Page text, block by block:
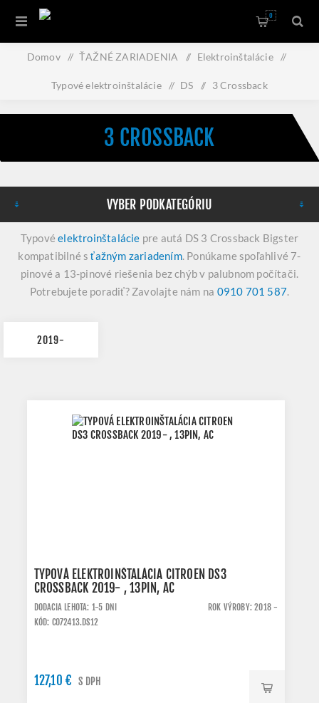
0
Domov / ŤAŽNÉ ZARIADENIA / Elektroinštalácie /
Typové elektroinštalácie / DS / 3 Crossback
3 CROSSBACK
VYBER PODKATEGÓRIU
Typovéelektroinštalácie pre autá DS 3 Crossback Bigster
kompatibilné sťažným zariadením. Ponúkame spoľahlivé 7-
pinové a 13-pinové riešenia bez chýb v palubnom počítači.
Potrebujete poradiť? Zavolajte nám na 0910 701 587.
2019-
TYPOVÁ ELEKTROINŠTALÁCIA CITROEN DS3
CROSSBACK 2019- , 13PIN, AC
DODACIA LEHOTA: 1-5 DNI
ROK VÝROBY: 2018 -
KÓD: C072413.DS12
127,10 € S DPH